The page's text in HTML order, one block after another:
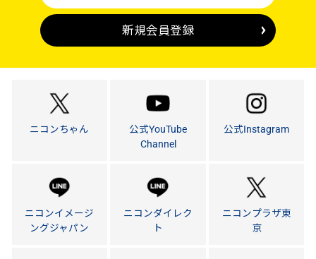
新規会員登録
ニコンちゃん
公式YouTube
Channel
公式Instagram
ニコンイメージ
ングジャパン
ニコンダイレク
ト
ニコンプラザ東
京